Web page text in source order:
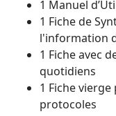
1 Manuel
1 Fiche de
l'information
1 Fiche avec
quotidiens
1 Fiche
protocoles